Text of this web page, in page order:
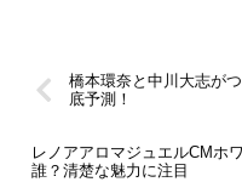
橋本環奈と中川大志が
底予測！
レノアアロマジュエルCMホ
誰？清楚な魅力に注目